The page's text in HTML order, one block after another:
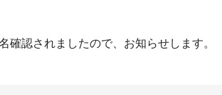
認されましたので、お知らせします。